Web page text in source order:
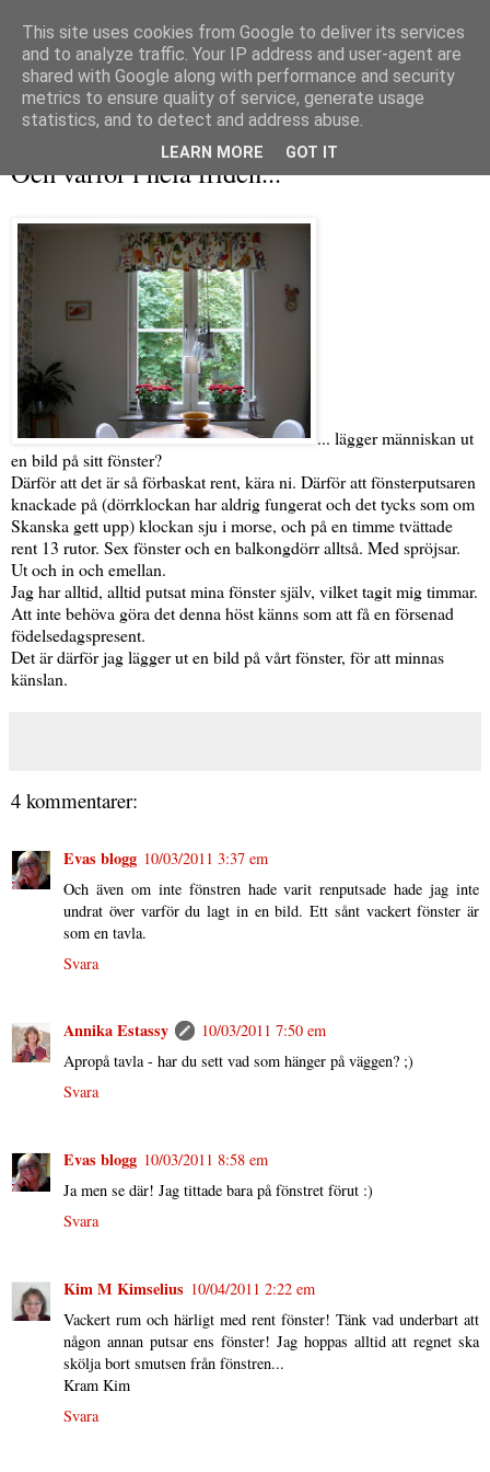
Och varför i hela friden...
... lägger människan ut
en bild på sitt fönster?
Därför att det är så förbaskat rent, kära ni. Därför att fönsterputsaren
knackade på (dörrklockan har aldrig fungerat och det tycks som om
Skanska gett upp) klockan sju i morse, och på en timme tvättade
rent 13 rutor. Sex fönster och en balkongdörr alltså. Med spröjsar.
Ut och in och emellan.
Jag har alltid, alltid putsat mina fönster själv, vilket tagit mig timmar.
Att inte behöva göra det denna höst känns som att få en försenad
födelsedagspresent.
Det är därför jag lägger ut en bild på vårt fönster, för att minnas
känslan.
4 kommentarer:
Evas blogg 10/03/2011 3:37 em
Och även om inte fönstren hade varit renputsade hade jag inte
undrat över varför du lagt in en bild. Ett sånt vackert fönster är
som en tavla.
Svara
Annika Estassy
10/03/2011 7:50 em
Apropå tavla - har du sett vad som hänger på väggen? ;)
Svara
Evas blogg 10/03/2011 8:58 em
Ja men se där! Jag tittade bara på fönstret förut :)
Svara
Kim M Kimselius 10/04/2011 2:22 em
Vackert rum och härligt med rent fönster! Tänk vad underbart att
någon annan putsar ens fönster! Jag hoppas alltid att regnet ska
skölja bort smutsen från fönstren...
Kram Kim
Svara
This site uses cookies from Google to deliver its services
and to analyze traffic. Your IP address and user-agent are
shared with Google along with performance and security
metrics to ensure quality of service, generate usage
statistics, and to detect and address abuse.
LEARN MORE GOT IT